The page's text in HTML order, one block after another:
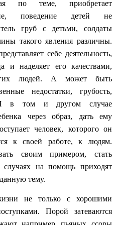
по теме, приобретает
поведение детей не
груб с детьми, солдаты
такого явления различны.
себе деятельность,
и наделяет его качествами,
людей. А может быть
недостатки, грубость,
И в том и другом случае
через образ, дать ему
человек, которого он
к своей работе, к людям.
своим примером, стать
на помощь приходят
тему.
не только с хорошими
Порой затеваются